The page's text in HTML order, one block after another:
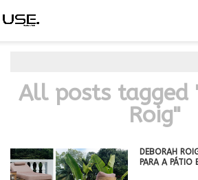
All posts tagged
Roig"
DEBORAH
PARA A PÁTIO